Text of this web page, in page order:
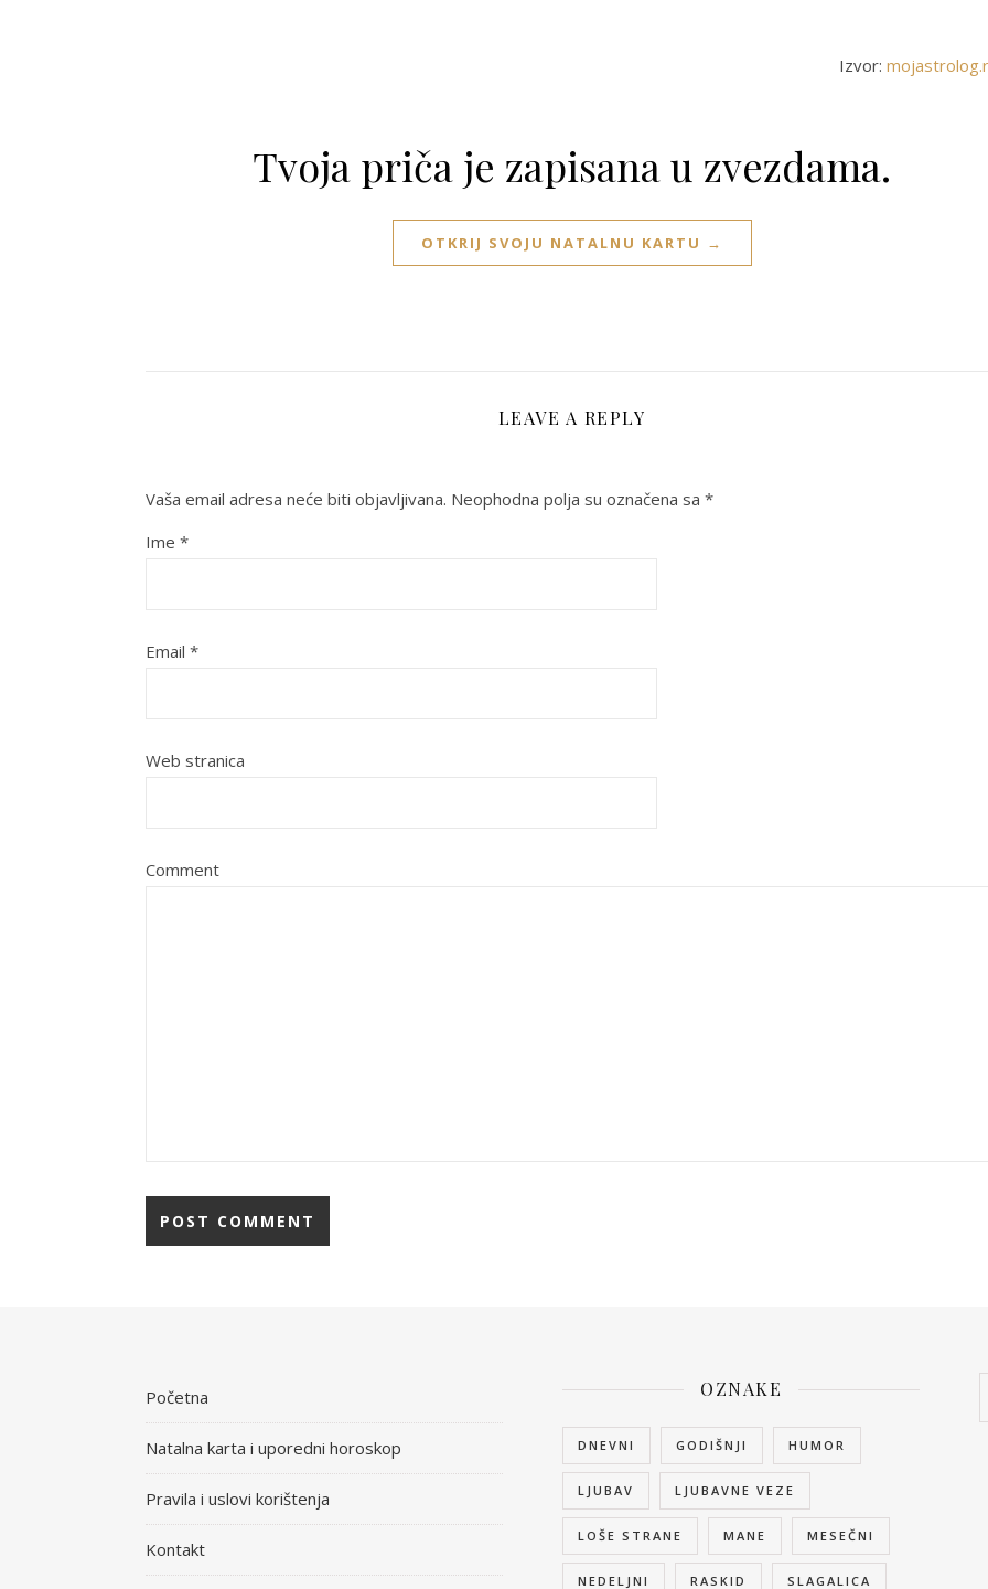
Izvor:
Tvoja priča je zapisana u zvezdama.
OTKRIJ SVOJU NATALNU KARTU →
LEAVE A REPLY
Vaša email adresa neće biti objavljivana. Neophodna polja su označena sa *
Ime *
Email *
Web stranica
Comment
Početna
Natalna karta i uporedni horoskop
Pravila i uslovi korištenja
Kontakt
OZNAKE
DNEVNI GODIŠNJI HUMOR
LJUBAV LJUBAVNE VEZE
LOŠE STRANE MANE MESEČNI
NEDELJNI RASKID SLAGALICA